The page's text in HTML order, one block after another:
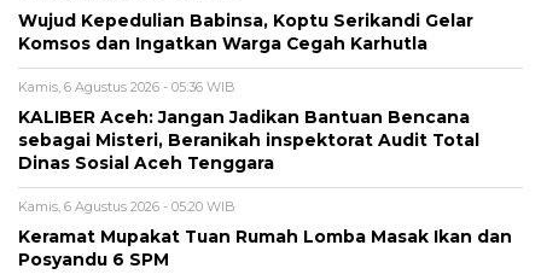
‎Wujud Kepedulian Babinsa, Koptu Serikandi Gelar
Komsos dan Ingatkan Warga Cegah Karhutla ‎
Kamis, 6 Agustus 2026 - 05:36 WIB
KALIBER Aceh: Jangan Jadikan Bantuan Bencana
sebagai Misteri, Beranikah inspektorat Audit Total
Dinas Sosial Aceh Tenggara
Kamis, 6 Agustus 2026 - 05:20 WIB
Keramat Mupakat Tuan Rumah Lomba Masak Ikan dan
Posyandu 6 SPM